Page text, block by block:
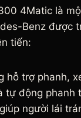
4Matic là
Benz được
tiến:
hỗ trợ phanh,
tự động phanh
người lái